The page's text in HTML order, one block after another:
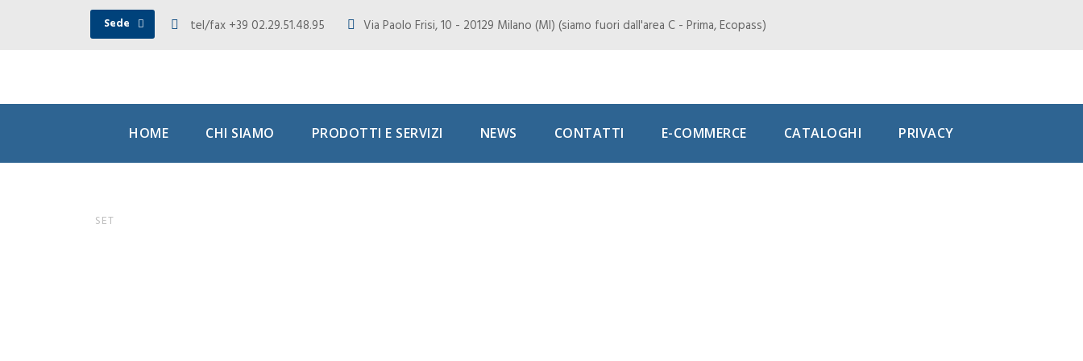
Sede tel/fax +39 02.29.51.48.95 Via Paolo Frisi, 10 - 20129 Milano (MI) (siamo fuori dall'area C - Prima, Ecopass)
HOME CHI SIAMO PRODOTTI E SERVIZI NEWS CONTATTI E-COMMERCE CATALOGHI PRIVACY
SET